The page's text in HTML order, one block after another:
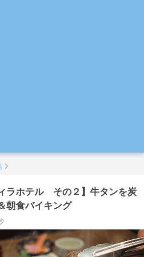
ラホテル その２】牛タンを炭
朝食バイキング